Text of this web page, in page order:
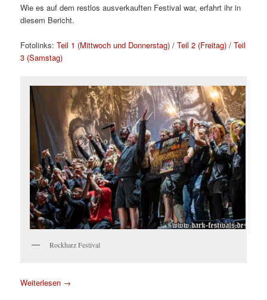
Wie es auf dem restlos ausverkauften Festival war, erfahrt ihr in
diesem Bericht.
Fotolinks:Teil 1 (Mittwoch und Donnerstag) /Teil 2 (Freitag) /Teil
3 (Samstag)
Rockharz Festival
Weiterlesen →